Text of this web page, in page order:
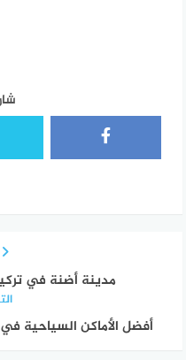
مدينة أضنة في
أفضل الأماكن السياحية